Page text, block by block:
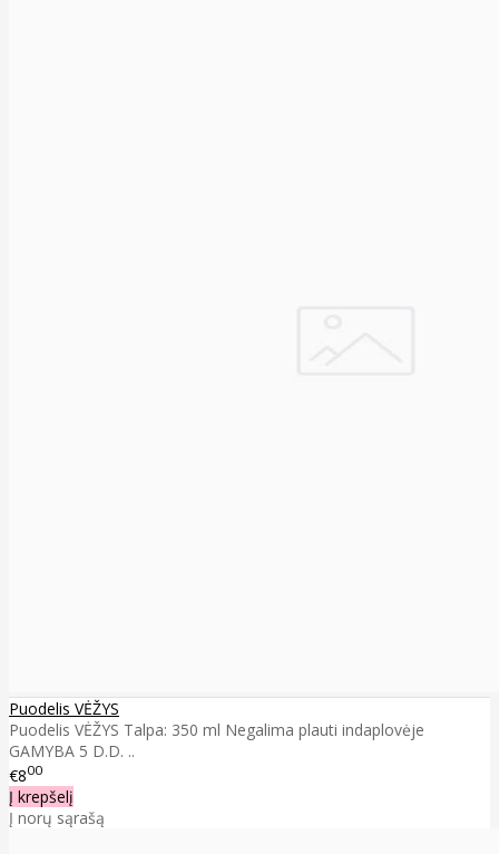
Puodelis VĖŽYS
Puodelis VĖŽYS Talpa: 350 ml Negalima plauti indaplovėje
GAMYBA 5 D.D. ..
€800
Į krepšelį
Į norų sąrašą